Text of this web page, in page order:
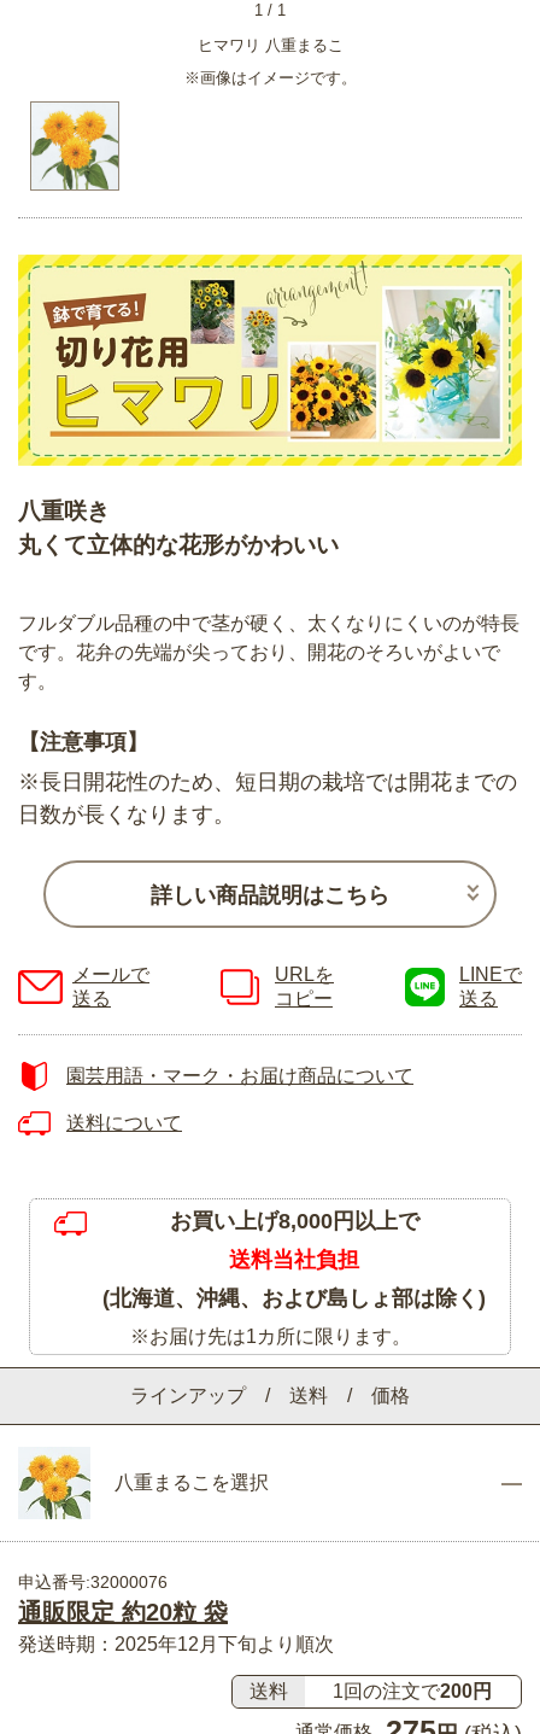
ヒマワリ 八重まるこ
※画像はイメージです。
1 / 1
八重咲き
丸くて立体的な花形がかわいい
ラインアップ / 送料 / 価格
八重まるこを選択
申込番号:32000076
通販限定 約20粒 袋
発送時期：2025年12月下旬より順次
送料 1回の注文で200円
フルダブル品種の中で茎が硬く、太くなりにくいのが特長
です。花弁の先端が尖っており、開花のそろいがよいで
す。
【注意事項】
※長日開花性のため、短日期の栽培では開花までの
日数が長くなります。
詳しい商品説明はこちら
メールで
送る
URLを
コピー
LINEで
送る
園芸用語・マーク・お届け商品について
送料について
お買い上げ8,000円以上で
送料当社負担
(北海道、沖縄、および島しょ部は除く)
※お届け先は1カ所に限ります。